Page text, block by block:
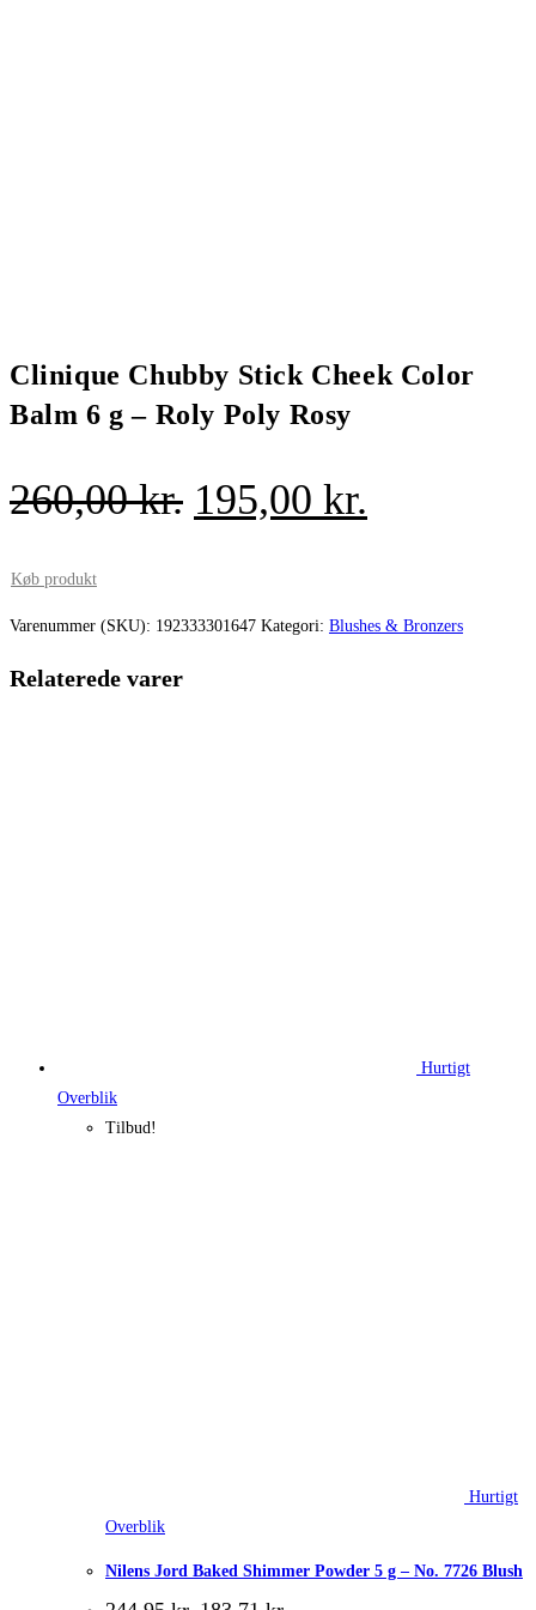
Clinique Chubby Stick Cheek Color
Balm 6 g – Roly Poly Rosy
260,00kr. Den
var:
195,00 kr.
er:
Køb produkt
Varenummer (SKU): 192333301647 Kategori: Blushes & Bronzers
Relaterede varer
Hurtigt
Overblik
Tilbud!
Hurtigt
Overblik
Nilens Jord Baked Shimmer Powder 5 g – No. 7726 Blush